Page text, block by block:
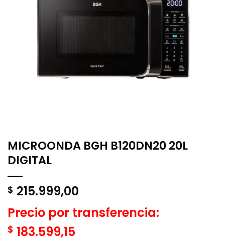
MICROONDA BGH B120DN20 20L
DIGITAL
$ 215.999,00
Precio por transferencia:
$ 183.599,15